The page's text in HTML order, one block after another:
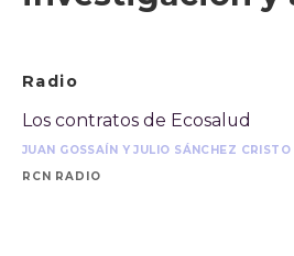
Radio
Los contratos de Ecosalud
JUAN GOSSAÍN Y JULIO SÁNCHEZ CRISTO
RCN RADIO